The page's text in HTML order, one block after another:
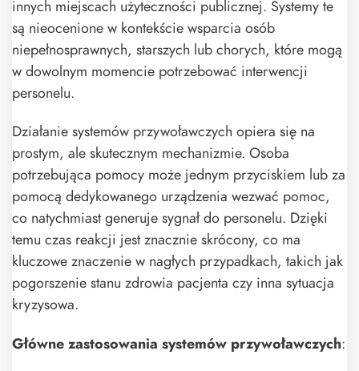
innych miejscach użyteczności publicznej. Systemy te
są nieocenione w kontekście wsparcia osób
niepełnosprawnych, starszych lub chorych, które mogą
w dowolnym momencie potrzebować interwencji
personelu.
Działanie systemów przywoławczych opiera się na
prostym, ale skutecznym mechanizmie. Osoba
potrzebująca pomocy może jednym przyciskiem lub za
pomocą dedykowanego urządzenia wezwać pomoc,
co natychmiast generuje sygnał do personelu. Dzięki
temu czas reakcji jest znacznie skrócony, co ma
kluczowe znaczenie w nagłych przypadkach, takich jak
pogorszenie stanu zdrowia pacjenta czy inna sytuacja
kryzysowa.
Główne zastosowania systemów przywoławczych: